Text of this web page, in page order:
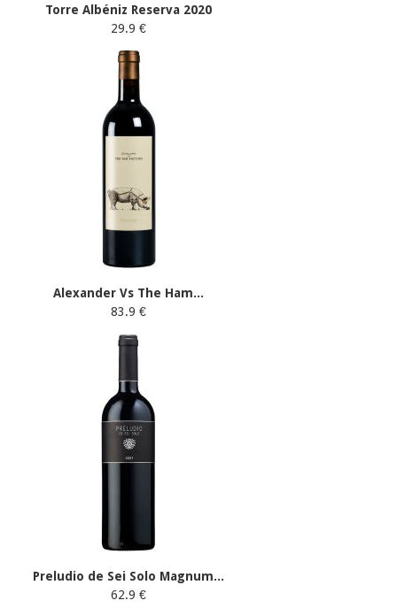
Torre Albéniz Reserva 2020
29.9 €
Alexander Vs The Ham...
83.9 €
Preludio de Sei Solo Magnum...
62.9 €